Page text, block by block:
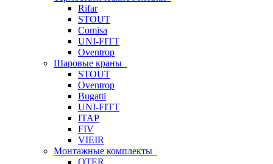
Rifar
STOUT
Comisa
UNI-FITT
Oventrop
Шаровые краны
STOUT
Oventrop
Bugatti
UNI-FITT
ITAP
FIV
VIEIR
Монтажные комплекты
OTER